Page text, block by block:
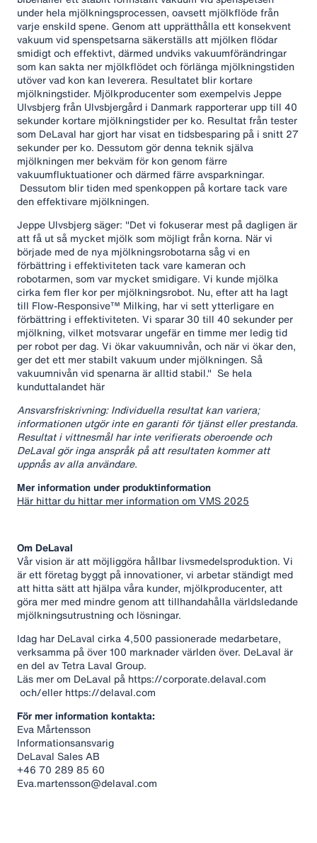
under hela mjölkningsprocessen, oavsett mjölkflöde från
varje enskild spene. Genom att upprätthålla ett konsekvent
vakuum vid spenspetsarna säkerställs att mjölken flödar
smidigt och effektivt, därmed undviks vakuumförändringar
som kan sakta ner mjölkflödet och förlänga mjölkningstiden
utöver vad kon kan leverera. Resultatet blir kortare
mjölkningstider. Mjölkproducenter som exempelvis Jeppe
Ulvsbjerg från Ulvsbjergård i Danmark rapporterar upp till 40
sekunder kortare mjölkningstider per ko. Resultat från tester
som DeLaval har gjort har visat en tidsbesparing på i snitt 27
sekunder per ko. Dessutom gör denna teknik själva
mjölkningen mer bekväm för kon genom färre
vakuumfluktuationer och därmed färre avsparkningar.
Dessutom blir tiden med spenkoppen på kortare tack vare
den effektivare mjölkningen.
Jeppe Ulvsbjerg säger: "Det vi fokuserar mest på dagligen är
att få ut så mycket mjölk som möjligt från korna. När vi
började med de nya mjölkningsrobotarna såg vi en
förbättring i effektiviteten tack vare kameran och
robotarmen, som var mycket smidigare. Vi kunde mjölka
cirka fem fler kor per mjölkningsrobot. Nu, efter att ha lagt
till Flow-Responsive™ Milking, har vi sett ytterligare en
förbättring i effektiviteten. Vi sparar 30 till 40 sekunder per
mjölkning, vilket motsvarar ungefär en timme mer ledig tid
per robot per dag. Vi ökar vakuumnivån, och när vi ökar den,
ger det ett mer stabilt vakuum under mjölkningen. Så
vakuumnivån vid spenarna är alltid stabil." Se hela
kunduttalandet här
Ansvarsfriskrivning: Individuella resultat kan variera;
informationen utgör inte en garanti för tjänst eller prestanda.
Resultat i vittnesmål har inte verifierats oberoende och
DeLaval gör inga anspråk på att resultaten kommer att
uppnås av alla användare.
Mer information under produktinformation
Här hittar du hittar mer information om VMS 2025
Om DeLaval
Vår vision är att möjliggöra hållbar livsmedelsproduktion. Vi
är ett företag byggt på innovationer, vi arbetar ständigt med
att hitta sätt att hjälpa våra kunder, mjölkproducenter, att
göra mer med mindre genom att tillhandahålla världsledande
mjölkningsutrustning och lösningar.
Idag har DeLaval cirka 4,500 passionerade medarbetare,
verksamma på över 100 marknader världen över. DeLaval är
en del av Tetra Laval Group.
Läs mer om DeLaval på https://corporate.delaval.com
och/eller https://delaval.com
För mer information kontakta:
Eva Mårtensson
Informationsansvarig
DeLaval Sales AB
+46 70 289 85 60
Eva.martensson@delaval.com